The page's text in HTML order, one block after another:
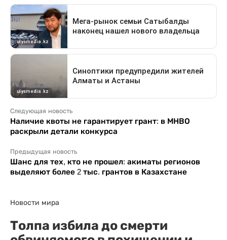
Следующая новость
Наличие квоты не гарантирует грант: в МНВО
раскрыли детали конкурса
Предыдущая новость
Шанс для тех, кто не прошел: акиматы регионов
выделяют более 2 тыс. грантов в Казахстане
Новости мира
Толпа избила до смерти